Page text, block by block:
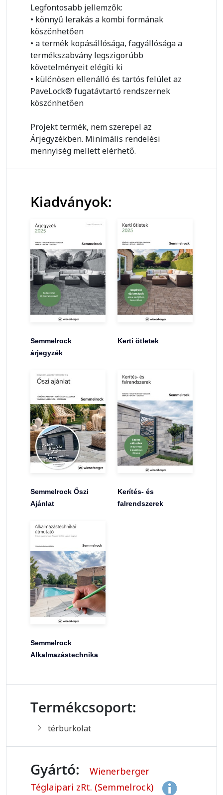
Legfontosabb jellemzők:
• könnyű lerakás a kombi formának
köszönhetően
• a termék kopásállósága, fagyállósága a
termékszabvány legszigorúbb
követelményeit elégíti ki
• különösen ellenálló és tartós felület az
PaveLock® fugatávtartó rendszernek
köszönhetően
Projekt termék, nem szerepel az
Árjegyzékben. Minimális rendelési
mennyiség mellett elérhető.
Kiadványok:
Semmelrock
árjegyzék
Kerti ötletek
Semmelrock Őszi
Ajánlat
Kerítés- és
falrendszerek
Semmelrock
Alkalmazástechnika
Termékcsoport:
térburkolat
Gyártó:
Wienerberger
Téglaipari zRt. (Semmelrock)